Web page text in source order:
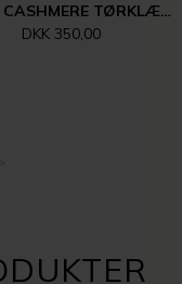
DOHA CASHMERE TØRKLÆDE | TOPIARY
DKK 350,00